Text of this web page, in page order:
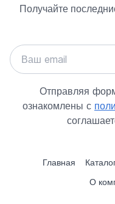
Получайте
Отправляя
ознакомлены с
Главная
О